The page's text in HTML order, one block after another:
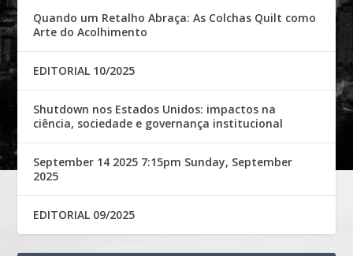
Quando um Retalho Abraça: As Colchas Quilt como
Arte do Acolhimento
EDITORIAL 10/2025
Shutdown nos Estados Unidos: impactos na
ciência, sociedade e governança institucional
September 14 2025 7:15pm Sunday, September
2025
EDITORIAL 09/2025